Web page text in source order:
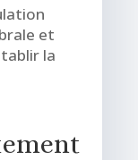
et
la